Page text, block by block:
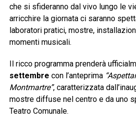
che si sfideranno dal vivo lungo le
arricchire la giornata ci saranno
laboratori pratici, mostre,
momenti musicali.
Il ricco programma prenderà
settembre con l’anteprima
Montmartre”, caratterizzata
mostre diffuse nel centro e da uno
Teatro Comunale.